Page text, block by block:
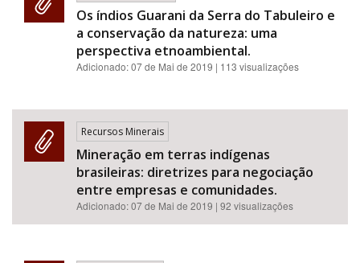
Os índios Guarani da Serra do Tabuleiro e
a conservação da natureza: uma
perspectiva etnoambiental.
Adicionado:07 de Mai de 2019 | 113 visualizações
Recursos Minerais
Mineração em terras indígenas
brasileiras: diretrizes para negociação
entre empresas e comunidades.
Adicionado:07 de Mai de 2019 | 92 visualizações